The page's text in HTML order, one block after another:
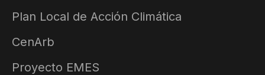
Plan Local de Acción Climática
CenArb
Proyecto EMES